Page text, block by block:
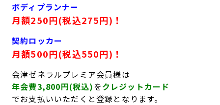
ボディプランナー
月額250円(税込275円)！
契約ロッカー
月額500円(税込550円)！
会津ゼネラルプレミア会員様は
年会費3,800円(税込)をクレジットカード
でお支払いいただくと登録となります。